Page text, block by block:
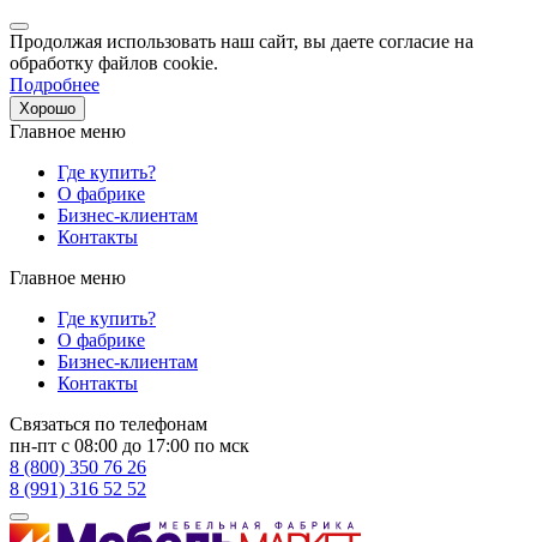
Продолжая использовать наш сайт, вы даете согласие на
обработку файлов cookie.
Подробнее
Хорошо
Главное меню
Где купить?
О фабрике
Бизнес-клиентам
Контакты
Главное меню
Где купить?
О фабрике
Бизнес-клиентам
Контакты
Связаться по телефонам
пн-пт с 08:00 до 17:00 по мск
8 (800) 350 76 26
8 (991) 316 52 52